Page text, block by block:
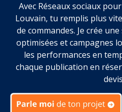
Avec Réseaux sociaux
Louvain, tu remplis plus
de commandes. Je crée
optimisées et campagnes
les performances en
chaque publication en